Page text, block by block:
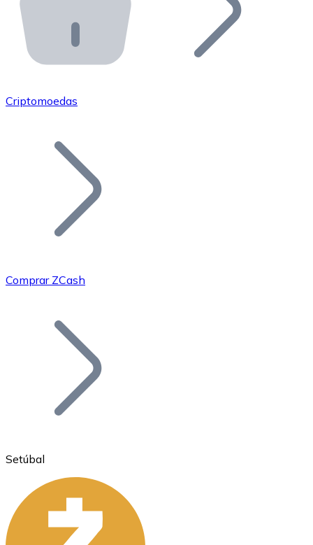
API Bitnovo
Integre nossa API no seu ecossistema.
Junte-se à nossa rede de revendedores e comercialize
Adicione o token do seu projeto ao nosso serviço de
Bitcoin
Ethereum
Criptomoedas
Comprar ZCash
Setúbal